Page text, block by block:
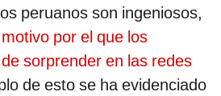
peruanos son ingeniosos,
por el que los
sorprender en las redes
de esto se ha evidenciado